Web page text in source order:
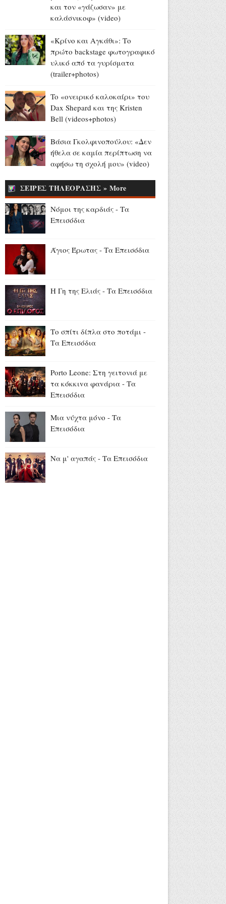
Europa League - Live στο
OΡΕΝ: ΠΑΟΚ - Άντερλεχτ
Αύγουστος 06, 2026
Ευρυδίκη Βαλαβάνη για
Γρηγόρη Μόργκαν:
κι αυτή... και τώρα είναι η
πραγματική μου ζωή» (photo)
Αύγουστος 06, 2026
Τα μεγάλα διλήμματα της
Ευρώπης: μετανάστευση,
Mercosur και στέγη (video)
81 χρόνια από τον ατομικό
όλεθρο σε Χιροσίμα και
Ναγκασάκι (videos)
Νόμοι της καρδιάς: Επεισόδια
23 - 24
13 και 15 Αυγούστου: Η ΕΡΤ
Ιερωσύνης του Οικουμενικού
Πατριάρχου
και τον «γάζωσαν» με
καλάσνικοφ» (video)
«Κρίνο και Αγκάθι»: Το
πρώτο backstage φωτογραφικό
υλικό από τα γυρίσματα
(trailer+photos)
To «ονειρικό καλοκαίρι» του
Dax Shepard και της Kristen
Bell (videos+photos)
Βάσια Γκολφινοπούλου: «Δεν
ήθελα σε καμία περίπτωση να
αφήσω τη σχολή μου» (video)
ΣΕΙΡΕΣ ΤΗΛΕΟΡΑΣΗΣ » More
Νόμοι της καρδιάς - Τα
Επεισόδια
Άγιος Έρωτας - Τα Επεισόδια
Η Γη της Ελιάς - Τα Επεισόδια
Το σπίτι δίπλα στο ποτάμι -
Τα Επεισόδια
Porto Leone: Στη γειτονιά με
τα κόκκιvα φαvάρια - Τα
Επεισόδια
Μια νύχτα μόνο - Τα
Επεισόδια
Να μ' αγαπάς - Τα Επεισόδια